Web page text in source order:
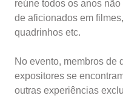
reúne todos os anos
de aficionados em filmes,
quadrinhos etc.
No evento, membros de
expositores se
outras experiências